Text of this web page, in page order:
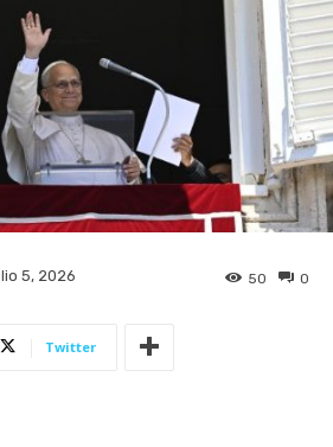
5, 2026 0
50
Twitter